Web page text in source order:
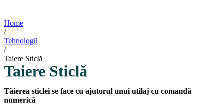
Home
/
Tehnologii
/
Taiere Sticlă
Taiere Sticlă
Tăierea sticlei se face cu ajutorul unui utilaj cu comandă
numerică